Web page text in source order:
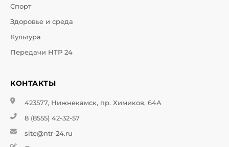
Спорт
Здоровье и среда
Культура
Передачи НТР 24
КОНТАКТЫ
423577, Нижнекамск, пр. Химиков, 64А
8 (8555) 42-32-57
site@ntr-24.ru